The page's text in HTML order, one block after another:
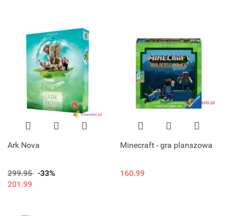
Ark Nova
299.95 -33%
201.99
Minecraft - gra planszowa
160.99